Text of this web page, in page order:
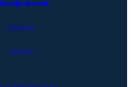
Facebook
YouTube